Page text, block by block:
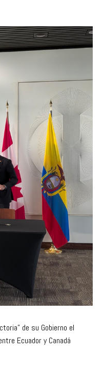
de su Gobierno el
Ecuador y Canadá